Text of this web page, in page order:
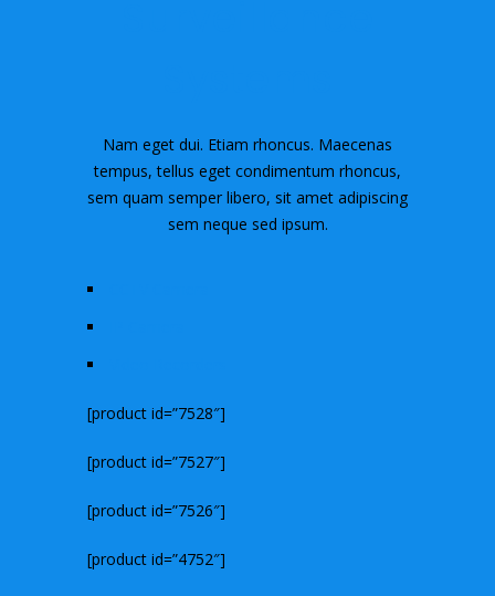
Nam eget dui. Etiam rhoncus. Maecenas
tempus, tellus eget condimentum rhoncus,
sem quam semper libero, sit amet adipiscing
sem neque sed ipsum.
[product id=”7528″]
[product id=”7527″]
[product id=”7526″]
[product id=”4752″]